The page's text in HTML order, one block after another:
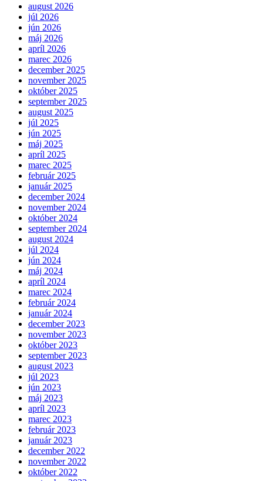
august 2026
júl 2026
jún 2026
máj 2026
apríl 2026
marec 2026
december 2025
november 2025
október 2025
september 2025
august 2025
júl 2025
jún 2025
máj 2025
apríl 2025
marec 2025
február 2025
január 2025
december 2024
november 2024
október 2024
september 2024
august 2024
júl 2024
jún 2024
máj 2024
apríl 2024
marec 2024
február 2024
január 2024
december 2023
november 2023
október 2023
september 2023
august 2023
júl 2023
jún 2023
máj 2023
apríl 2023
marec 2023
február 2023
január 2023
december 2022
november 2022
október 2022